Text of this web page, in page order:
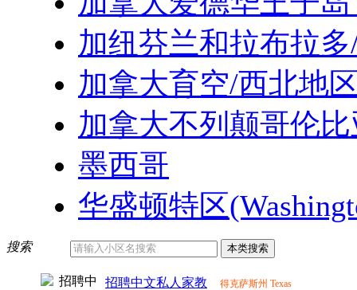
加纽芬兰和拉布拉
加拿大育空/西北地
加拿大不列颠哥伦
墨西哥
华盛顿特区
搜索
招聘中文私人家教
得克萨斯州 Texas